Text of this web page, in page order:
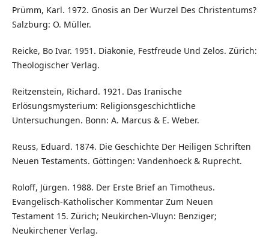
Prümm, Karl. 1972. Gnosis an Der Wurzel Des Christentums?
Salzburg: O. Müller.
Reicke, Bo Ivar. 1951. Diakonie, Festfreude Und Zelos. Zürich:
Theologischer Verlag.
Reitzenstein, Richard. 1921. Das Iranische
Erlösungsmysterium: Religionsgeschichtliche
Untersuchungen. Bonn: A. Marcus & E. Weber.
Reuss, Eduard. 1874. Die Geschichte Der Heiligen Schriften
Neuen Testaments. Göttingen: Vandenhoeck & Ruprecht.
Roloff, Jürgen. 1988. Der Erste Brief an Timotheus.
Evangelisch-Katholischer Kommentar Zum Neuen
Testament 15. Zürich; Neukirchen-Vluyn: Benziger;
Neukirchener Verlag.